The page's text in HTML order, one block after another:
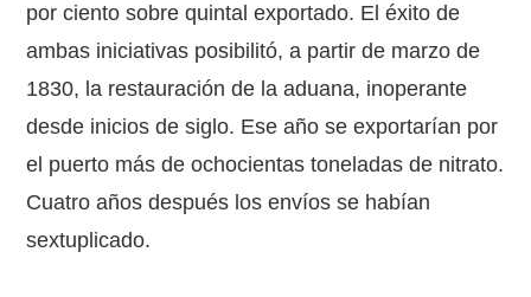
por ciento sobre quintal exportado. El éxito de
ambas iniciativas posibilitó, a partir de marzo de
1830, la restauración de la aduana, inoperante
desde inicios de siglo. Ese año se exportarían por
el puerto más de ochocientas toneladas de nitrato.
Cuatro años después los envíos se habían
sextuplicado.